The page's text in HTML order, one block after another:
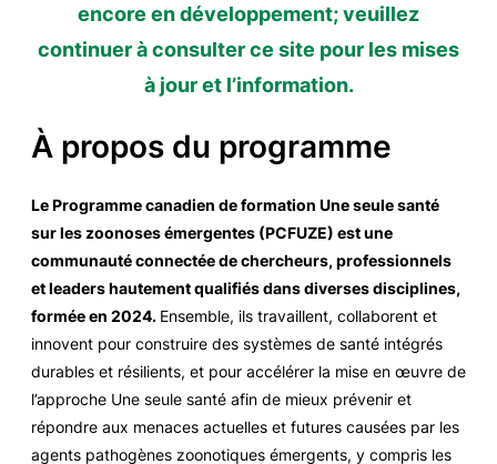
encore en développement; veuillez
continuer à consulter ce site pour les mises
à jour et l’information.
À propos du programme
Le Programme canadien de formation Une seule santé
sur les zoonoses émergentes (PCFUZE) est une
communauté connectée de chercheurs, professionnels
et leaders hautement qualifiés dans diverses disciplines,
formée en 2024. Ensemble, ils travaillent, collaborent et
innovent pour construire des systèmes de santé intégrés
durables et résilients, et pour accélérer la mise en œuvre de
l’approche Une seule santé afin de mieux prévenir et
répondre aux menaces actuelles et futures causées par les
agents pathogènes zoonotiques émergents, y compris les